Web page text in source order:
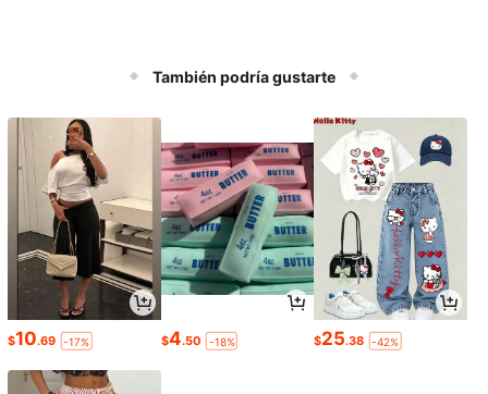
También podría gustarte
$10.69 -17% $4.50 -18% $25.38 -42%